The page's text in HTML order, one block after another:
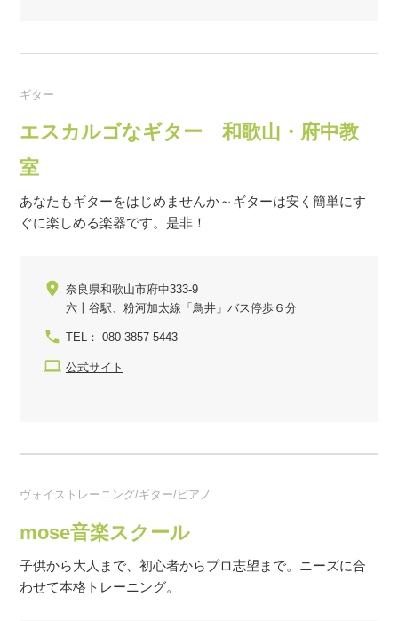
ギター
エスカルゴなギター 和歌山・府中教
室
あなたもギターをはじめませんか～ギターは安く簡単にす
ぐに楽しめる楽器です。是非！
奈良県和歌山市府中333-9
六十谷駅、粉河加太線「鳥井」バス停歩６分
TEL： 080-3857-5443
公式サイト
ヴォイストレーニング/ギター/ピアノ
mose音楽スクール
子供から大人まで、初心者からプロ志望まで。ニーズに合
わせて本格トレーニング。